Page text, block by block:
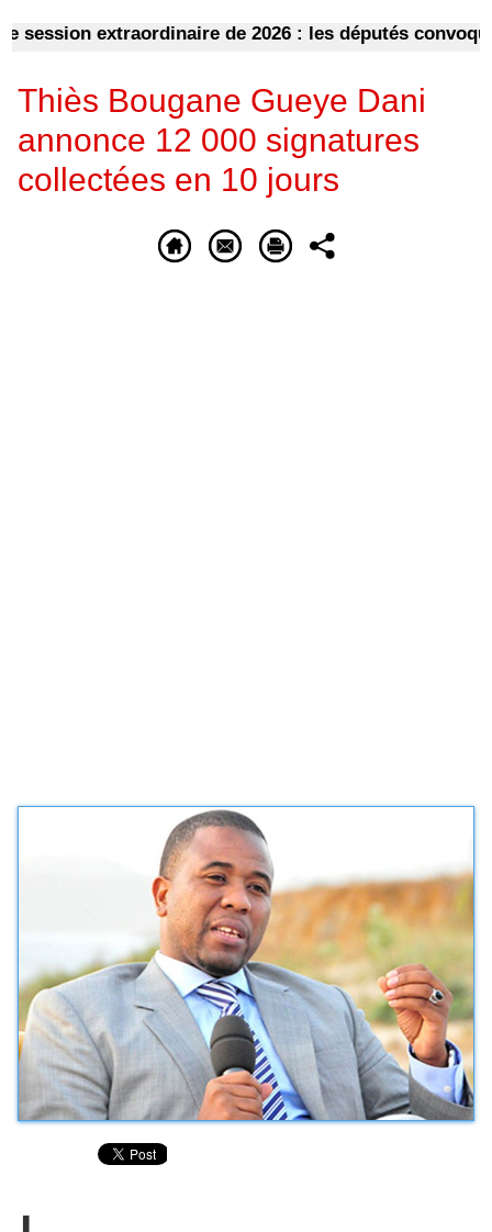
extraordinaire de 2026 : les députés convoqués
Thiès Bougane Gueye Dani
annonce 12 000 signatures
collectées en 10 jours